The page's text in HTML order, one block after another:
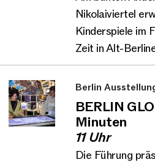
Nikolaiviertel
Kinderspiele im
Zeit in Alt-
Berlin
BERLIN
Minuten
11 Uhr
Die Führung